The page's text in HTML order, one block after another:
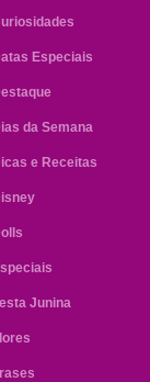
Especiais
da Semana
e Receitas
Junina